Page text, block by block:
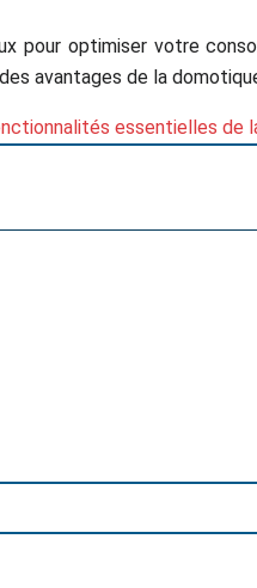
pour optimiser votre
avantages de la
essentielles de